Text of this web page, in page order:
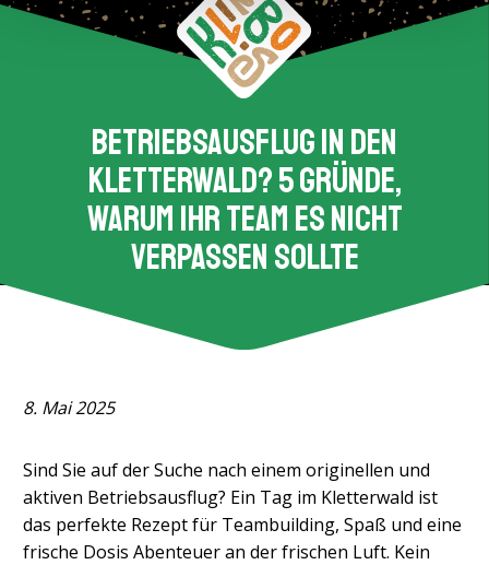
Betriebsausflug in den
Kletterwald? 5 Gründe,
warum Ihr Team es nicht
verpassen sollte
8. Mai 2025
Sind Sie auf der Suche nach einem originellen und
aktiven Betriebsausflug? Ein Tag im Kletterwald ist
das perfekte Rezept für Teambuilding, Spaß und eine
frische Dosis Abenteuer an der frischen Luft. Kein